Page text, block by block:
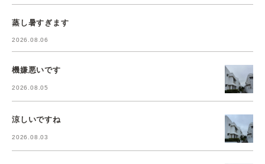
蒸し暑すぎます
2026.08.06
機嫌悪いです
2026.08.05
涼しいですね
2026.08.03